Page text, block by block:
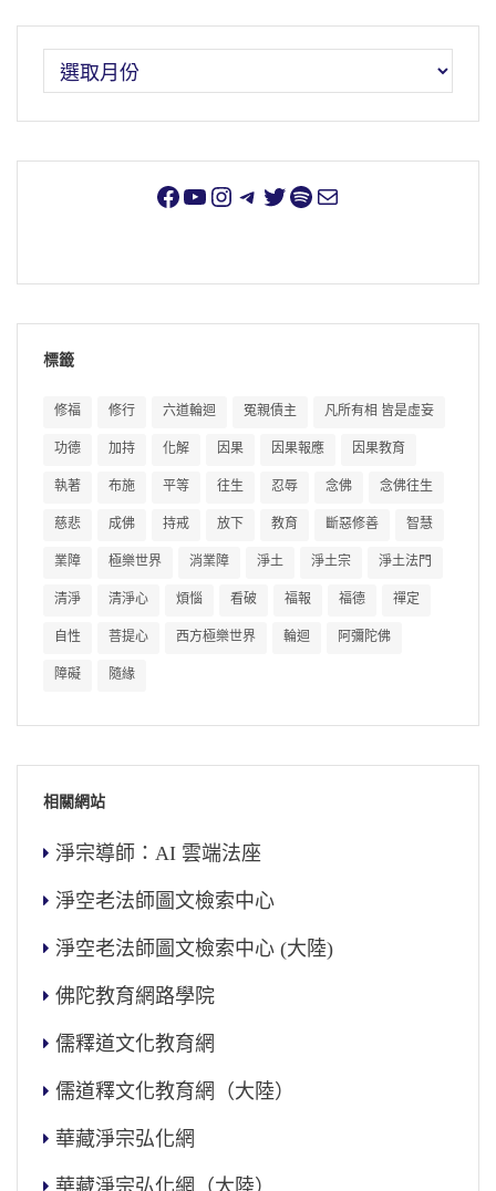
標籤
修福 修行 六道輪迴 冤親債主 凡所有相 皆是虛妄
功德 加持 化解 因果 因果報應 因果教育
執著 布施 平等 往生 忍辱 念佛 念佛往生
慈悲 成佛 持戒 放下 教育 斷惡修善 智慧
業障 極樂世界 消業障 淨土 淨土宗 淨土法門
清淨 清淨心 煩惱 看破 福報 福德 禪定
自性 菩提心 西方極樂世界 輪迴 阿彌陀佛
障礙 隨緣
相關網站
淨宗導師：AI 雲端法座
淨空老法師圖文檢索中心
淨空老法師圖文檢索中心 (大陸)
佛陀教育網路學院
儒釋道文化教育網
儒道釋文化教育網（大陸）
華藏淨宗弘化網
華藏淨宗弘化網（大陸）